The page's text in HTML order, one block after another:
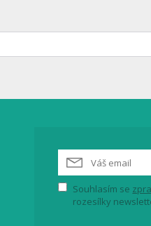
Souhlasím se
rozesílky